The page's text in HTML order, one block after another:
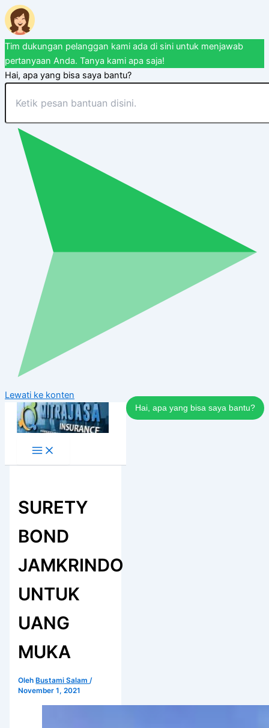
Tim dukungan pelanggan kami ada di sini untuk menjawab
pertanyaan Anda. Tanya kami apa saja!
Hai, apa yang bisa saya bantu?
Hai, apa yang bisa saya bantu?
Lewati ke konten
SURETY
BOND
JAMKRINDO
UNTUK
UANG
MUKA
Oleh Bustami Salam/
November 1, 2021